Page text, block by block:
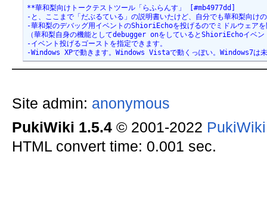
**華和梨向けトークテストツール「らふらんす」 [#mb4977dd]
-と、ここまで「だぶるている」の説明書いたけど、自分でも華和梨
-華和梨のデバッグ用イベントのShioriEchoを投げるのでミドルウェア
（華和梨自身の機能としてdebugger onをしているとShioriEchoイベ
-イベント投げるゴーストを指定できます。
-Windows XPで動きます。Windows Vistaで動くっぽい。Windows7は
Site admin: anonymous
PukiWiki 1.5.4© 2001-2022
HTML convert time: 0.001 sec.